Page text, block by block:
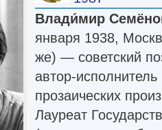
Влади́мир
января 1938,
же) — советский
автор-
прозаических
Лауреат